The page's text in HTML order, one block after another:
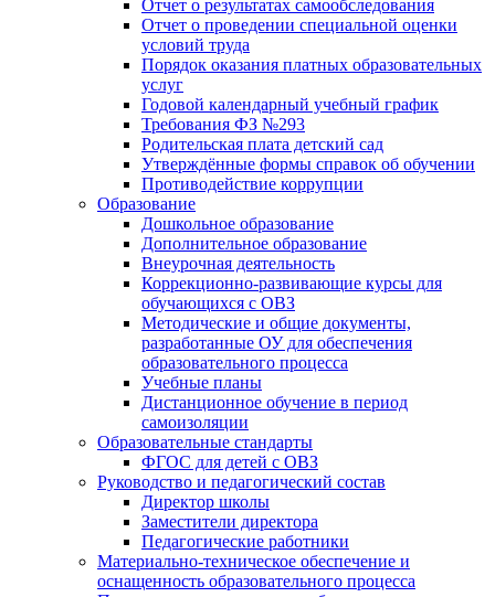
Отчет о результатах самообследования
Отчет о проведении специальной оценки
условий труда
Порядок оказания платных образовательных
услуг
Годовой календарный учебный график
Требования ФЗ №293
Родительская плата детский сад
Утверждённые формы справок об обучении
Противодействие коррупции
Образование
Дошкольное образование
Дополнительное образование
Внеурочная деятельность
Коррекционно-развивающие курсы для
обучающихся с ОВЗ
Методические и общие документы,
разработанные ОУ для обеспечения
образовательного процесса
Учебные планы
Дистанционное обучение в период
самоизоляции
Образовательные стандарты
ФГОС для детей с ОВЗ
Руководство и педагогический состав
Директор школы
Заместители директора
Педагогические работники
Материально-техническое обеспечение и
оснащенность образовательного процесса